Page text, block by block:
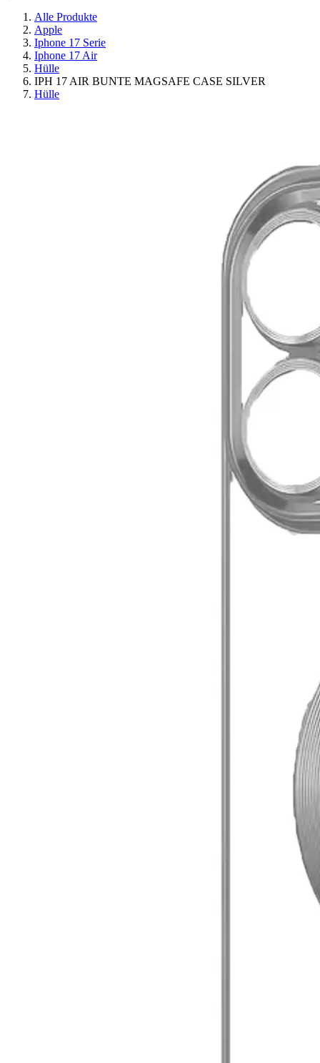
Alle Produkte
Apple
Iphone 17 Serie
Iphone 17 Air
Hülle
IPH 17 AIR BUNTE MAGSAFE CASE SILVER
Hülle